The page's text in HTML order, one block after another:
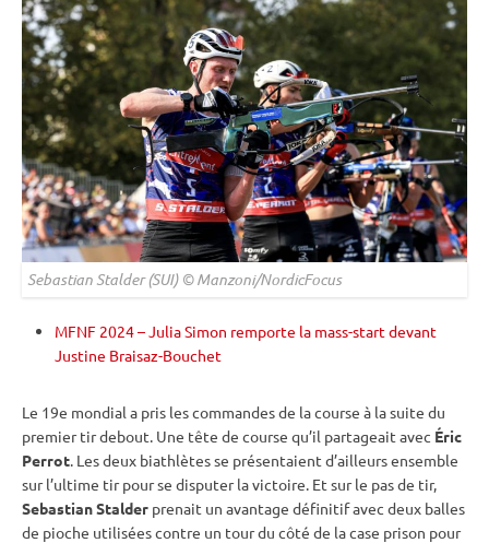
Sebastian Stalder (SUI) © Manzoni/NordicFocus
MFNF 2024 – Julia Simon remporte la mass-start devant
Justine Braisaz-Bouchet
Le 19e mondial a pris les commandes de la course à la suite du
premier tirdebout. Une tête de course qu’il partageait avec Éric
Perrot. Les deux biathlètes se présentaient d’ailleurs ensemble
sur l’ultime tir pour se disputer la victoire. Et sur le pas de tir,
Sebastian Stalder prenait un avantage définitif avec deux balles
de pioche utilisées contre un tour du côté de la case prison pour